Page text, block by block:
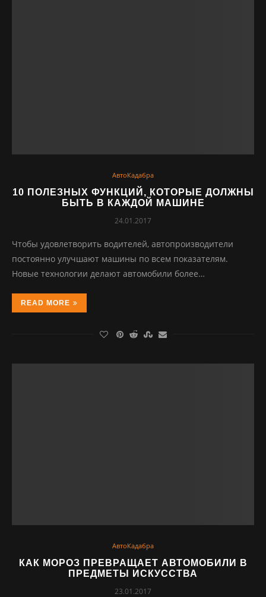
АвтоКадабра
10 ПОЛЕЗНЫХ ФУНКЦИЙ, КОТОРЫЕ ДОЛЖНЫ
БЫТЬ В КАЖДОЙ МАШИНЕ
24.01.2017
Чтобы удовлетворить водителей, автопроизводители
постоянно улучшают машины по всем показателям.
Новые технологии делают автомобили более…
READ MORE
АвтоКадабра
КАК МОРОЗ ПРЕВРАЩАЕТ АВТОМОБИЛИ В
ПРЕДМЕТЫ ИСКУССТВА
23.01.2017